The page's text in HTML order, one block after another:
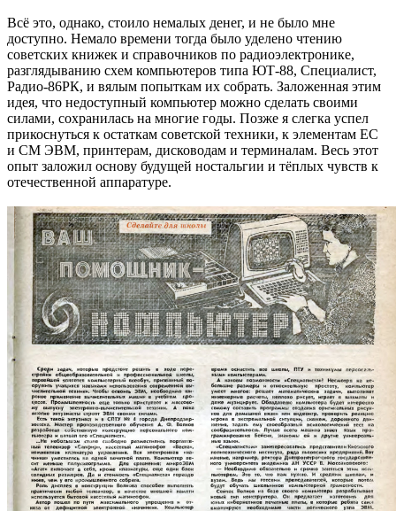
Всё это, однако, стоило немалых денег, и не было мне
доступно. Немало времени тогда было уделено чтению
советских книжек и справочников по радиоэлектронике,
разглядыванию схем компьютеров типа ЮТ-88, Специалист,
Радио-86РК, и вялым попыткам их собрать. Заложенная этим
идея, что недоступный компьютер можно сделать своими
силами, сохранилась на многие годы. Позже я слегка успел
прикоснуться к остаткам советской техники, к элементам ЕС
и СМ ЭВМ, принтерам, дисководам и терминалам. Весь этот
опыт заложил основу будущей ностальгии и тёплых чувств к
отечественной аппаратуре.